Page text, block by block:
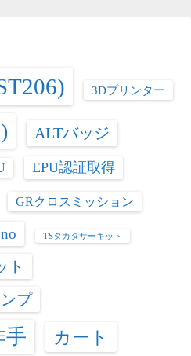
3Dプリンター
ALTバッジ
EPU認証取得
GRクロスミッション
TSタカタサーキット
ト
プ
手 カート